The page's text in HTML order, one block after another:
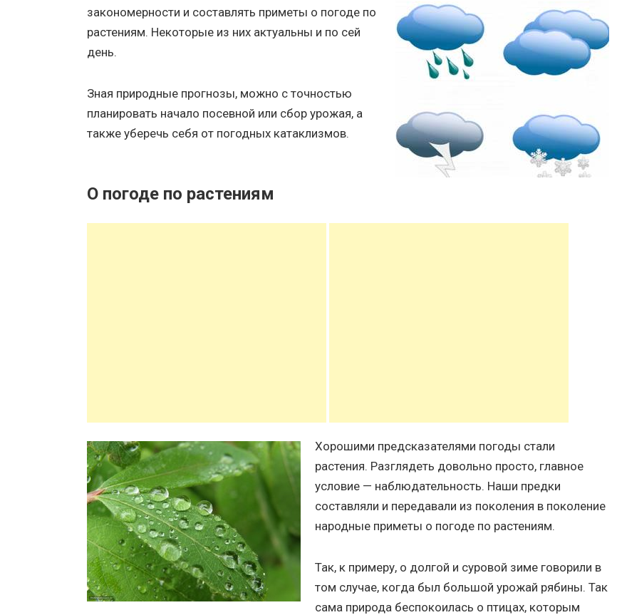
закономерности и составлять приметы о погоде по
растениям. Некоторые из них актуальны и по сей
день.
Зная природные прогнозы, можно с точностью
планировать начало посевной или сбор урожая, а
также уберечь себя от погодных катаклизмов.
О погоде по растениям
Хорошими предсказателями погоды стали
растения. Разглядеть довольно просто, главное
условие — наблюдательность. Наши предки
составляли и передавали из поколения в поколение
народные приметы о погоде по растениям.
Так, к примеру, о долгой и суровой зиме говорили в
том случае, когда был большой урожай рябины. Так
сама природа беспокоилась о птицах, которым